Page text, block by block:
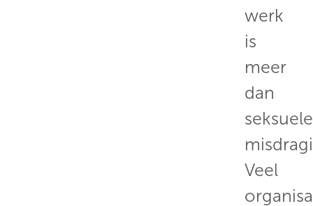
werk
is
meer
dan
seksuele
Veel